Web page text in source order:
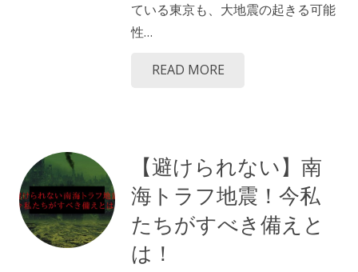
ている東京も、大地震の起きる可能
性…
READ MORE
【避けられない】南
海トラフ地震！今私
たちがすべき備えと
は！